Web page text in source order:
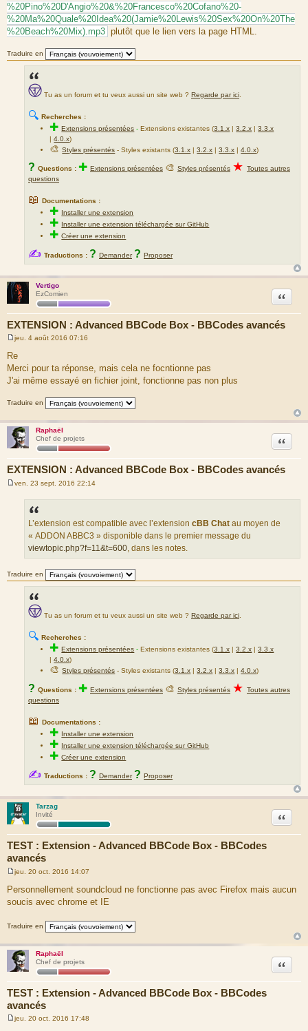
%20Pino%20D'Angio%20&%20Francesco%20Cofano%20-
%20Ma%20Quale%20Idea%20(Jamie%20Lewis%20Sex%20On%20The
%20Beach%20Mix).mp3 plutôt que le lien vers la page HTML.
Traduire en
Tu as un forum et tu veux aussi un site web ? Regarde par ici
🔍 Recherches :
✚Extensions présentées -Extensions existantes (3.1.x |3.2.x |3.3.x
|4.0.x)
🎨Styles présentés - Styles existants (3.1.x |3.2.x |3.3.x |4.0.x)
? Questions : ✚ Extensions présentées 🎨 Styles présentés ★ Toutes autres
questions
📖 Documentations :
✚ Installer une extension
✚ Installer une extension téléchargée sur GitHub
✚Créer une extension
✍ Traductions : ? Demander ? Proposer
Vertigo
EzComien
EXTENSION : Advanced BBCode Box - BBCodes avancés
Citation
M
e
s
s
a
g
jeu. 4 août 2016 07:16
Re
Merci pour ta réponse, mais cela ne focntionne pas
J'ai même essayé en fichier joint, fonctionne pas non plus
Traduire en
Raphaël
Chef de projets
EXTENSION : Advanced BBCode Box - BBCodes avancés
Citation
ven. 23 sept. 2016 22:14
L’extension est compatible avec l’extension cBB Chat au moyen de
« ADDON ABBC3 » disponible dans le premier message du
viewtopic.php?f=11&t=600, dans les notes.
Traduire en
Tu as un forum et tu veux aussi un site web ? Regarde par ici.
🔍 Recherches :
✚Extensions présentées - Extensions existantes (3.1.x |3.2.x |3.3.x
|4.0.x)
🎨Styles présentés - Styles existants (3.1.x |3.2.x |3.3.x |4.0.x)
? Questions : ✚ Extensions présentées 🎨 Styles présentés ★ Toutes autres
questions
📖 Documentations :
✚ Installer une extension
✚ Installer une extension téléchargée sur GitHub
✚Créer une extension
✍ Traductions : ? Demander ? Proposer
Tarzag
Invité
TEST : Extension - Advanced BBCode Box - BBCodes
avancés
Citation
M
s
s
e
jeu. 20 oct. 2016 14:07
Personnellement soundcloud ne fonctionne pas avec Firefox mais aucun
soucis avec chrome et IE
Traduire en
Raphaël
Chef de projets
TEST : Extension - Advanced BBCode Box - BBCodes
avancés
Citation
M
jeu. 20 oct. 2016 17:48